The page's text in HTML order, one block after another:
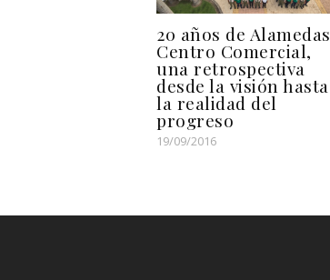
20 años de Alamedas
Centro Comercial,
una retrospectiva
desde la visión hasta
la realidad del
progreso
19/09/2016